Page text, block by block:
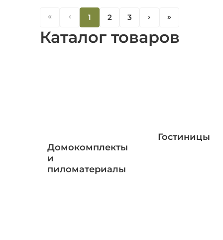
« ‹ 1 2 3 ‹ «
Каталог товаров
Домокомплекты
и
пиломатериалы
Гостиницы